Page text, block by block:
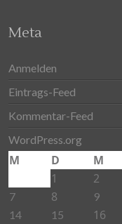
Meta
Anmelden
Eintrags-Feed
Kommentar-Feed
WordPress.org
M D M
1
2
7 8 9
14 15 16